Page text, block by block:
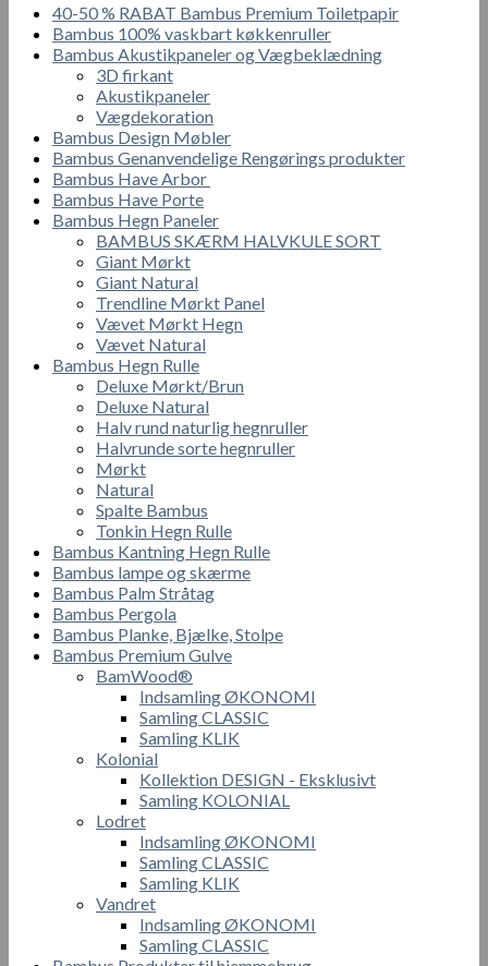
40-50 % RABAT Bambus Premium Toiletpapir
Bambus 100% vaskbart køkkenruller
Bambus Akustikpaneler og Vægbeklædning
3D firkant
Akustikpaneler
Vægdekoration
Bambus Design Møbler
Bambus Genanvendelige Rengørings produkter
Bambus Have Arbor
Bambus Have Porte
Bambus Hegn Paneler
BAMBUS SKÆRM HALVKULE SORT
Giant Mørkt
Giant Natural
Trendline Mørkt Panel
Vævet Mørkt Hegn
Vævet Natural
Bambus Hegn Rulle
Deluxe Mørkt/Brun
Deluxe Natural
Halv rund naturlig hegnruller
Halvrunde sorte hegnruller
Mørkt
Natural
Spalte Bambus
Tonkin Hegn Rulle
Bambus Kantning Hegn Rulle
Bambus lampe og skærme
Bambus Palm Stråtag
Bambus Pergola
Bambus Planke, Bjælke, Stolpe
Bambus Premium Gulve
BamWood®
Indsamling ØKONOMI
Samling CLASSIC
Samling KLIK
Kolonial
Kollektion DESIGN - Eksklusivt
Samling KOLONIAL
Lodret
Indsamling ØKONOMI
Samling CLASSIC
Samling KLIK
Vandret
Indsamling ØKONOMI
Samling CLASSIC